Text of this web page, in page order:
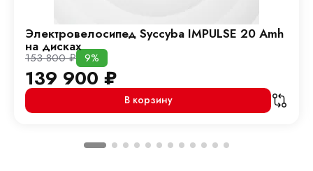
Электровелосипед Syccyba IMPULSE 20 Amh
на дисках
153 800₽ 9%
139 900 ₽
В корзину